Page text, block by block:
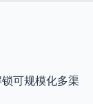
可规模化多渠